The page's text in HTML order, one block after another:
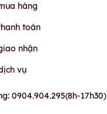
hàng
toán
nhận
vụ
0904.904.295(8h-17h30)